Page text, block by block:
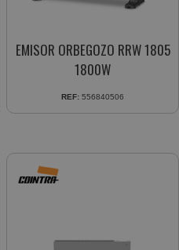
EMISOR ORBEGOZO RRW 1805
1800W
REF: 556840506